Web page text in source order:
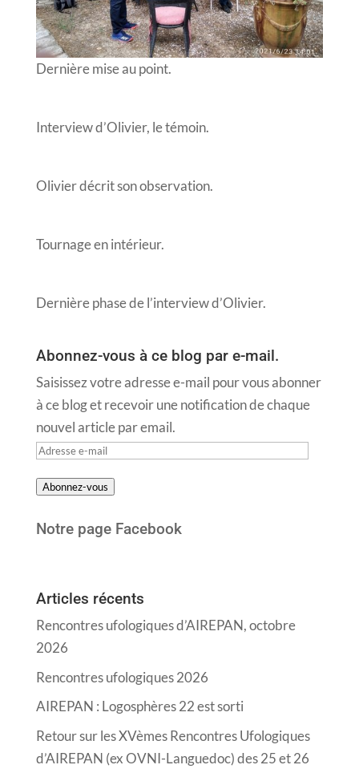
Dernière mise au point.
Interview d’Olivier, le témoin.
Olivier décrit son observation.
Tournage en intérieur.
Dernière phase de l’interview d’Olivier.
Abonnez-vous à ce blog par e-mail.
Saisissez votre adresse e-mail pour vous abonner
à ce blog et recevoir une notification de chaque
nouvel article par email.
Adresse
mail
Abonnez-vous
Notre page Facebook
Articles récents
Rencontres ufologiques d’AIREPAN, octobre
2026
Rencontres ufologiques 2026
AIREPAN : Logosphères 22 est sorti
Retour sur les XVèmes Rencontres Ufologiques
d’AIREPAN (ex OVNI-Languedoc) des 25 et 26